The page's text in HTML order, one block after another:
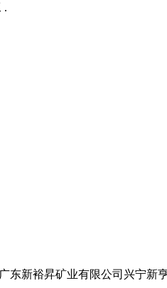
.
新裕昇矿业有限公司兴宁新